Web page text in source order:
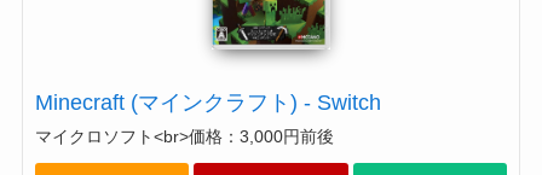
Minecraft (マインクラフト) - Switch
マイクロソフト<br>価格：3,000円前後